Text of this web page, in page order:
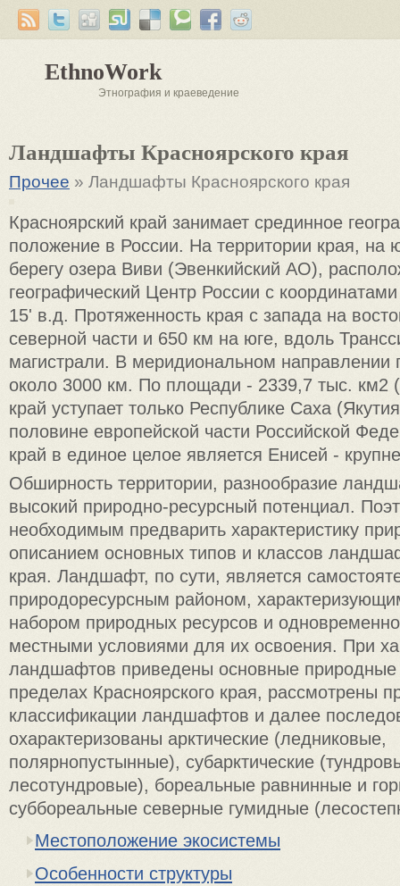
EthnoWork
Этнография и краеведение
Ландшафты Красноярского края
Прочее » Ландшафты Красноярского края
Красноярский край занимает срединное
положение в России. На территории края, на
берегу озера Виви (Эвенкийский АО),
географический Центр России с
15' в.д. Протяженность края с запада на
северной части и 650 км на юге, вдоль
магистрали. В меридиональном направлении
около 3000 км. По площади - 2339,7 тыс. км2
край уступает только Республике Саха
половине европейской части Российской
край в единое целое является Енисей -
Обширность территории, разнообразие
высокий природно-ресурсный потенциал.
необходимым предварить характеристику
описанием основных типов и классов
края. Ландшафт, по сути, является
природоресурсным районом,
набором природных ресурсов и
местными условиями для их освоения. При
ландшафтов приведены основные природные
пределах Красноярского края, рассмотрены
классификации ландшафтов и далее
охарактеризованы арктические (ледниковые,
полярнопустынные), субарктические
лесотундровые), бореальные равнинные и
суббореальные северные гумидные
Местоположение экосистемы
Особенности структуры